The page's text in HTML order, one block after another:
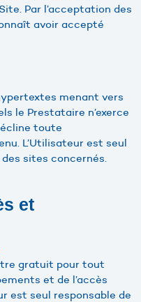
Par l’acceptation des
avoir accepté
menant vers
le Prestataire n’exerce
toute
L’Utilisateur est seul
sites concernés.
et
gratuit pour tout
et de l’accès
est seul responsable de